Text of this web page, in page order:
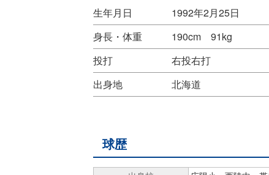
生年月日
1992年2月25日
身長・体重
190cm 91kg
投打
右投右打
出身地
北海道
球歴